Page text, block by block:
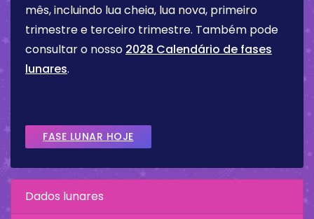
mês, incluindo lua cheia, lua nova, primeiro
trimestre e terceiro trimestre. Também pode
consultar o nosso 2028 Calendário de fases
lunares.
FASE LUNAR HOJE
Dados lunares